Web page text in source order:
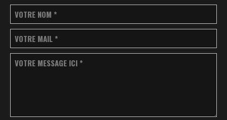
VOTRE NOM *
VOTRE MAIL *
VOTRE MESSAGE ICI *